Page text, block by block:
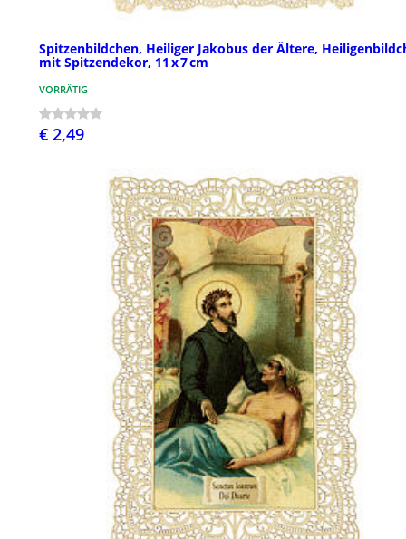
Spitzenbildchen, Heiliger Jakobus der Ältere,
mit Spitzendekor, 11 x 7 cm
VORRÄTIG
€ 2,49